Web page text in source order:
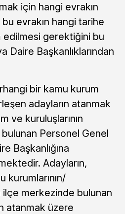
için hangi evrakın
evrakın hangi tarihe
gerektiğini bu
Daire Başkanlıklarından
bir kamu kurum
adayların atanmak
ve kuruluşlarının
Personel Genel
Başkanlığına
Adayların,
kurumlarının/
ilçe merkezinde bulunan
atanmak üzere